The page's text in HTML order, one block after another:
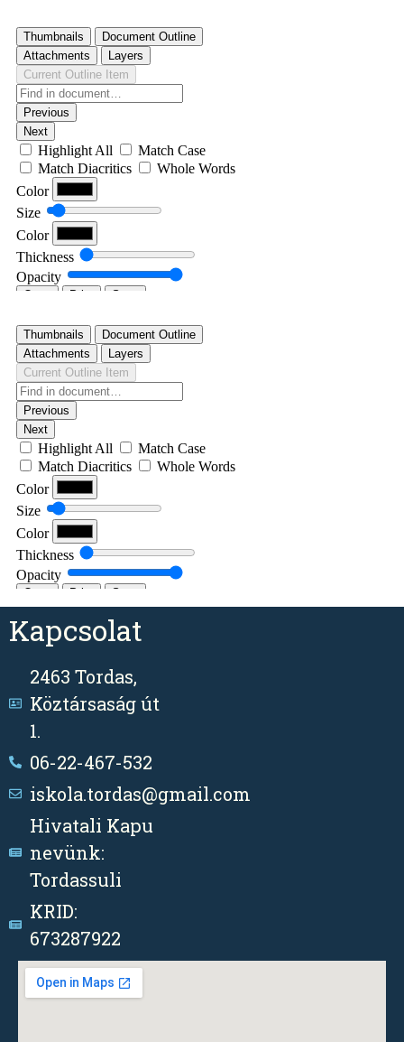
Kapcsolat
2463 Tordas,
Köztársaság út
1.
06-22-467-532
iskola.tordas@gmail.com
Hivatali Kapu
nevünk:
Tordassuli
KRID:
673287922